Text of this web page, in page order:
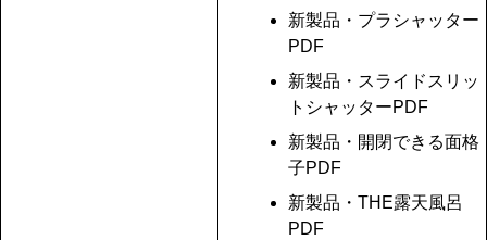
新製品・プラシャッター
PDF
新製品・スライドスリッ
トシャッターPDF
新製品・開閉できる面格
子PDF
新製品・THE露天風呂
PDF